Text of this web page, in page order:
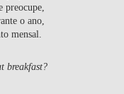
preocupe,
o ano,
mensal.
breakfast?